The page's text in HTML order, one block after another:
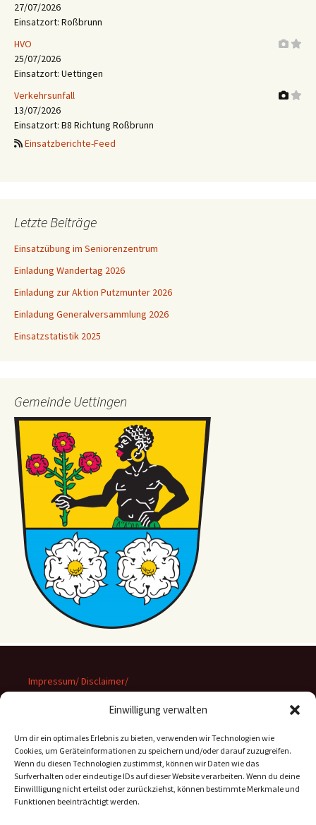
Einwilligung verwalten
Um dir ein optimales Erlebnis zu bieten, verwenden wir Technologien wie
Cookies, um Geräteinformationen zu speichern und/oder darauf zuzugreifen.
Wenn du diesen Technologien zustimmst, können wir Daten wie das
Surfverhalten oder eindeutige IDs auf dieser Website verarbeiten. Wenn du deine
Einwillligung nicht erteilst oder zurückziehst, können bestimmte Merkmale und
Funktionen beeinträchtigt werden.
27/07/2026
Einsatzort: Roßbrunn
HVO
25/07/2026
Einsatzort: Uettingen
Verkehrsunfall
13/07/2026
Einsatzort: B8 Richtung Roßbrunn
Einsatzberichte-Feed
Letzte Beiträge
Einsatzübung im Seniorenzentrum
Einladung Wandertag 2026
Einladung zur Aktion Putzmunter 2026
Einladung Generalversammlung 2026
Einsatzstatistik 2025
Gemeinde Uettingen
Impressum/ Disclaimer/
Datenschutz
Suchen
nach: